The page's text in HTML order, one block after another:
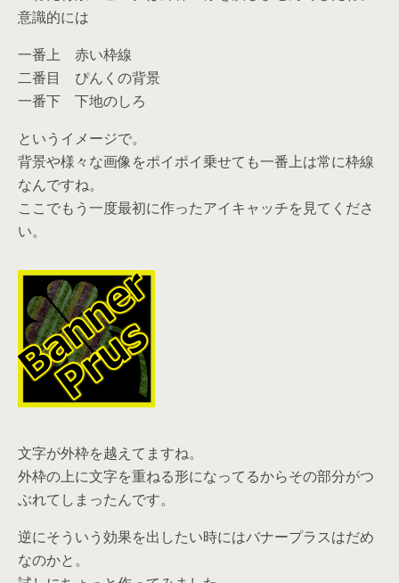
意識的には
一番上 赤い枠線
二番目 ぴんくの背景
一番下 下地のしろ
というイメージで。
背景や様々な画像をポイポイ乗せても一番上は常に枠線
なんですね。
ここでもう一度最初に作ったアイキャッチを見てくださ
い。
文字が外枠を越えてますね。
外枠の上に文字を重ねる形になってるからその部分がつ
ぶれてしまったんです。
逆にそういう効果を出したい時にはバナープラスはだめ
なのかと。